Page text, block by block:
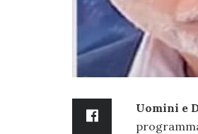
Uomini e